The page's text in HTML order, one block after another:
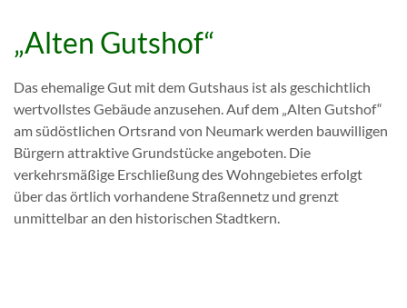
„Alten Gutshof“
Das ehemalige Gut mit dem Gutshaus ist als geschichtlich
wertvollstes Gebäude anzusehen. Auf dem „Alten Gutshof“
am südöstlichen Ortsrand von Neumark werden bauwilligen
Bürgern attraktive Grundstücke angeboten. Die
verkehrsmäßige Erschließung des Wohngebietes erfolgt
über das örtlich vorhandene Straßennetz und grenzt
unmittelbar an den historischen Stadtkern.